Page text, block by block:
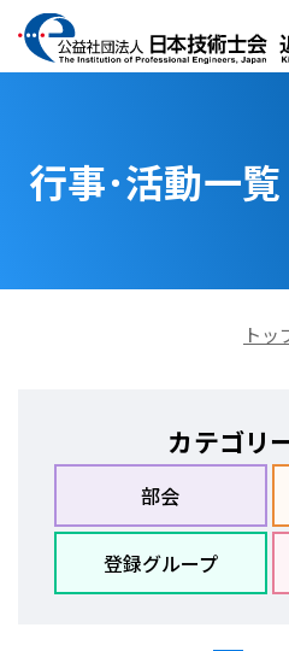
行事･活動一覧
トッ
カテゴリ
部会
登録グループ